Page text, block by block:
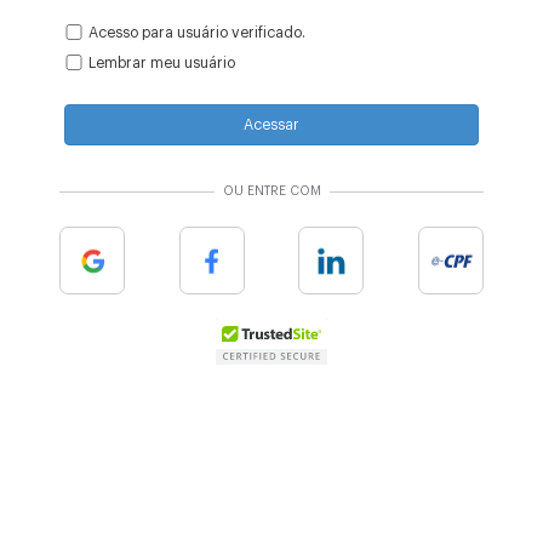
Acesso para usuário verificado.
Lembrar meu usuário
Acessar
OU ENTRE COM